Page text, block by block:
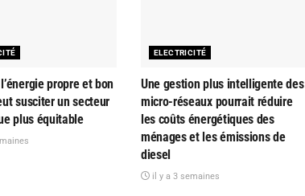
propre et bon
susciter un secteur
plus équitable
ELECTRICITÉ
Une gestion plus intelligente des
micro-réseaux pourrait réduire
les coûts énergétiques des
ménages et les émissions de
diesel
il y a 3 semaines